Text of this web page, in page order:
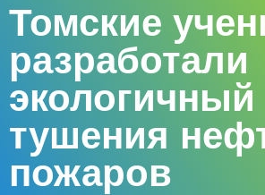
Томские
разработали
экологичный
тушения
пожаров